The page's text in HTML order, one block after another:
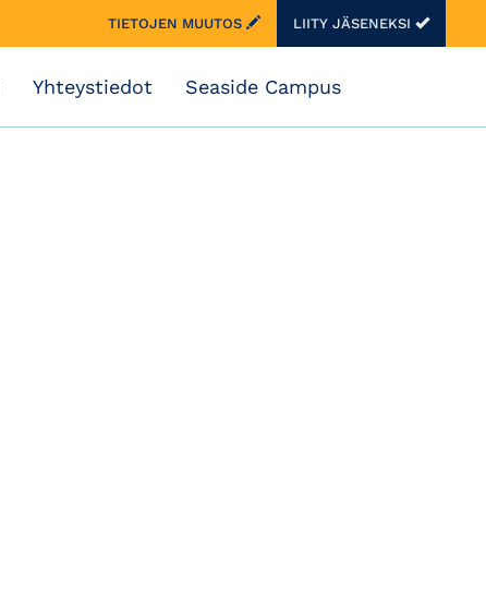
TIETOJEN MUUTOS LIITY JÄSENEKSI
Yhteystiedot Seaside Campus